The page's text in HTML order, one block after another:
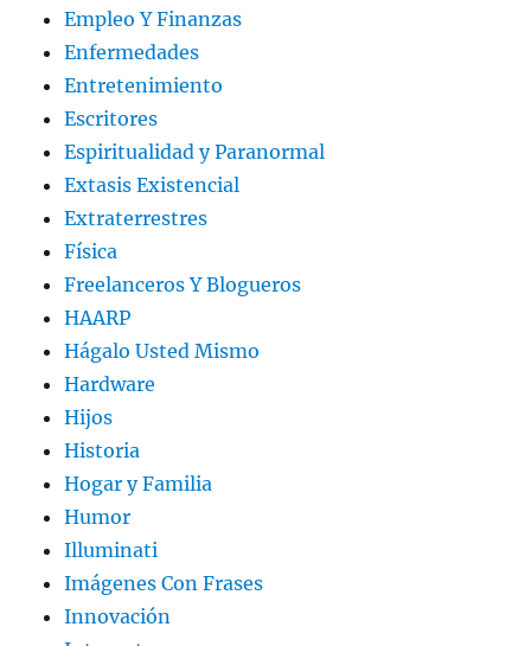
Empleo Y Finanzas
Enfermedades
Entretenimiento
Escritores
Espiritualidad y Paranormal
Extasis Existencial
Extraterrestres
Física
Freelanceros Y Blogueros
HAARP
Hágalo Usted Mismo
Hardware
Hijos
Historia
Hogar y Familia
Humor
Illuminati
Imágenes Con Frases
Innovación